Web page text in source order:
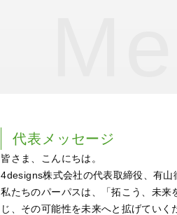
代表メッセージ
皆さま、こんにちは。
4designs株式会社の代表取締役、有山
私たちのパーパスは、「拓こう、未
じ、その可能性を未来へと拡げてい